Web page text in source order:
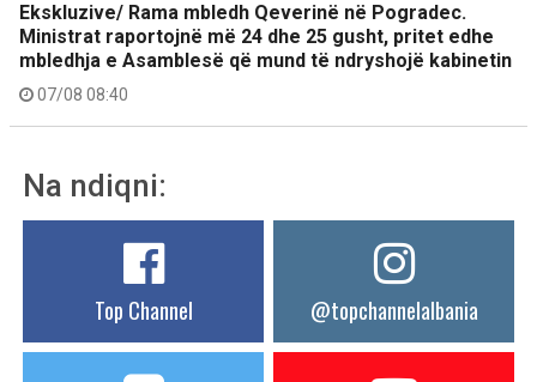
Ekskluzive/ Rama mbledh Qeverinë në Pogradec.
Ministrat raportojnë më 24 dhe 25 gusht, pritet edhe
mbledhja e Asamblesë që mund të ndryshojë kabinetin
07/08 08:40
Na ndiqni:
Top Channel @topchannelalbania